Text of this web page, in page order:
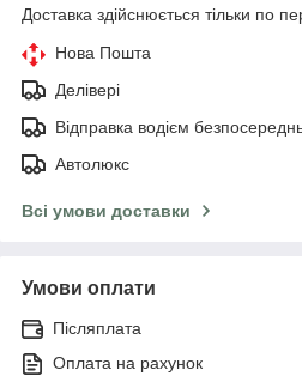
Доставка здійснюється тільки по
Нова Пошта
Делівері
Відправка водієм
Автолюкс
Всі умови доставки
Умови оплати
Післяплата
Оплата на рахунок